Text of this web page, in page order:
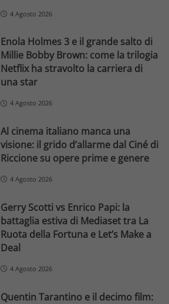
4 Agosto 2026
Enola Holmes 3 e il grande salto di
Millie Bobby Brown: come la trilogia
Netflix ha stravolto la carriera di
una star
4 Agosto 2026
Al cinema italiano manca una
visione: il grido d’allarme dal Ciné di
Riccione su opere prime e genere
4 Agosto 2026
Gerry Scotti vs Enrico Papi: la
battaglia estiva di Mediaset tra La
Ruota della Fortuna e Let’s Make a
Deal
4 Agosto 2026
Quentin Tarantino e il decimo film: